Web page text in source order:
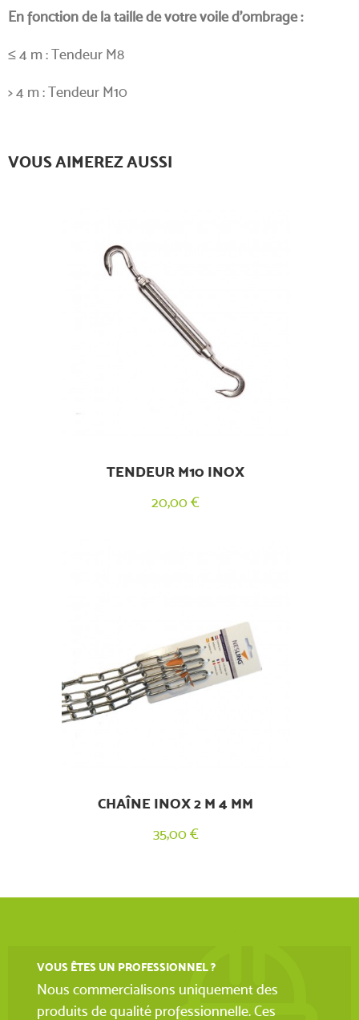
En fonction de la taille de votre voile d’ombrage :
≤ 4 m : Tendeur M8
> 4 m : Tendeur M10
VOUS AIMEREZ AUSSI
TENDEUR M10 INOX
20,00 €
CHAÎNE INOX 2 M 4 MM
35,00 €
VOUS ÊTES UN PROFESSIONNEL ?
Nous commercialisons uniquement des
produits de qualité professionnelle. Ces